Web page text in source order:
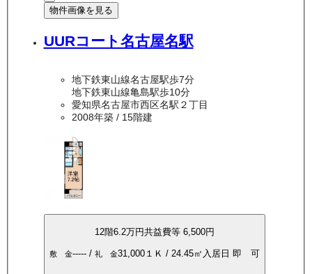
物件画像を見る
UURコート名古屋名駅
地下鉄東山線名古屋駅歩7分
地下鉄東山線亀島駅歩10分
愛知県名古屋市西区名駅２丁目
2008年築/ 15階建
12階6.2万円共益費等 6,500円
敷 金-----/ 礼 金31,000１Ｋ / 24.45㎡ 入居日 即 可